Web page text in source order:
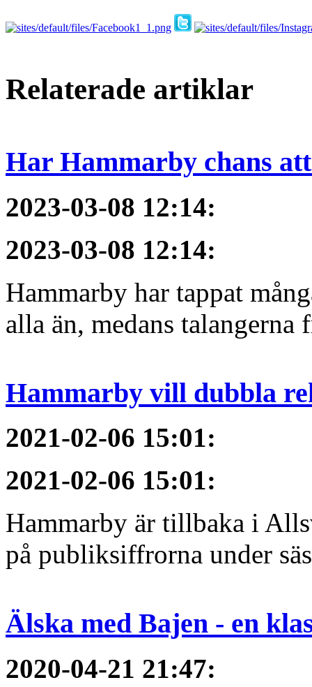
Relaterade artiklar
Har Hammarby chans
2023-03-08 12:14:
2023-03-08 12:14:
Hammarby har tappat
alla än, medans talangerna
Hammarby vill dubbla
2021-02-06 15:01:
2021-02-06 15:01:
Hammarby är tillbaka i
på publiksiffrorna under
Älska med Bajen - en
2020-04-21 21:47: